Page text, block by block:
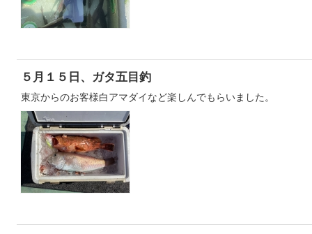
５月１５日、ガタ五目釣
東京からのお客様白アマダイなど楽しんでもらいました。